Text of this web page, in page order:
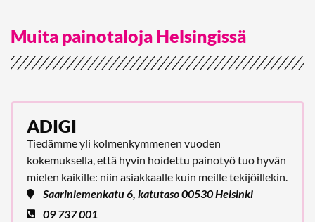
Muita painotaloja Helsingissä
ADIGI
Tiedämme yli kolmenkymmenen vuoden
kokemuksella, että hyvin hoidettu painotyö tuo hyvän
mielen kaikille: niin asiakkaalle kuin meille tekijöillekin.
Saariniemenkatu 6, katutaso 00530 Helsinki
09 737 001